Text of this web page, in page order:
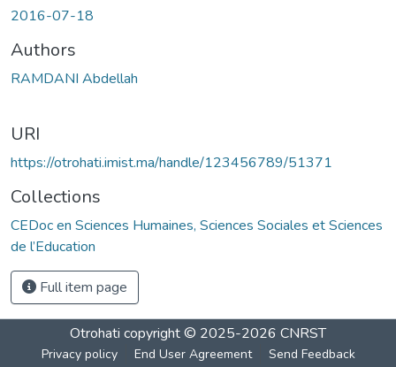
2016-07-18
Authors
RAMDANI Abdellah
URI
https://otrohati.imist.ma/handle/123456789/51371
Collections
CEDoc en Sciences Humaines, Sciences Sociales et Sciences
de l’Education
Full item page
Otrohati copyright © 2025-2026 CNRST
Privacy policy End User Agreement Send Feedback